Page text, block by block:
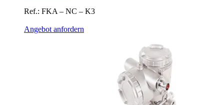
Ref.: FKA – NC – K3
Angebot anfordern